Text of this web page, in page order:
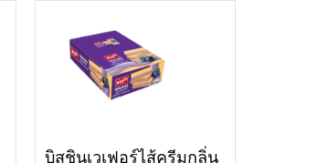
บิสชินเวเฟอร์ไส้ครีมกลิ่น